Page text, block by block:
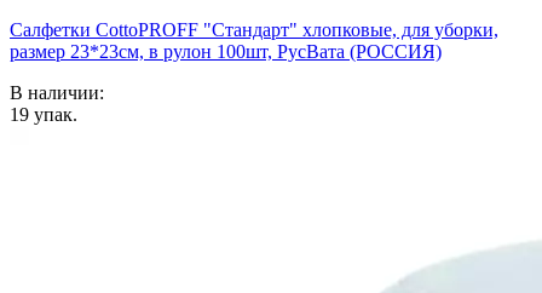
Салфетки CottoPROFF "Стандарт" хлопковые, для уборки,
размер 23*23см, в рулон 100шт, РусВата (РОССИЯ)
В наличии:
19 упак.